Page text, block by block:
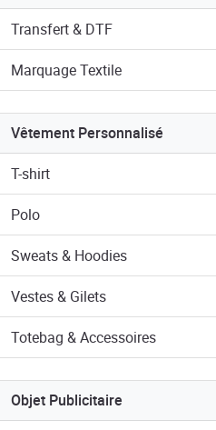
Transfert & DTF
Marquage Textile
Vêtement Personnalisé
T-shirt
Polo
Sweats & Hoodies
Vestes & Gilets
Totebag & Accessoires
Objet Publicitaire